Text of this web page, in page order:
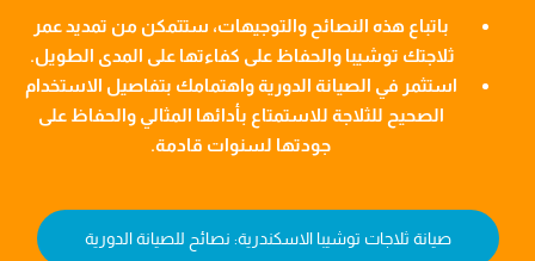
باتباع هذه النصائح والتوجيهات، ستتمكن من تمديد عمر
ثلاجتك توشيبا والحفاظ على كفاءتها على المدى الطويل.
استثمر في الصيانة الدورية واهتمامك بتفاصيل الاستخدام
الصحيح للثلاجة للاستمتاع بأدائها المثالي والحفاظ على
جودتها لسنوات قادمة.
صيانة ثلاجات توشيبا الاسكندرية: نصائح للصيانة الدورية